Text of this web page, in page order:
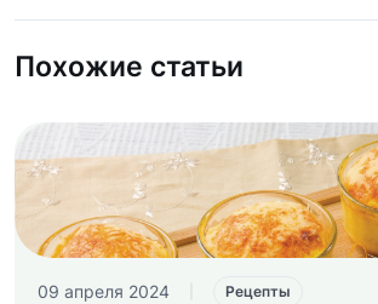
Похожие статьи
09 апреля 2024 Рецепты